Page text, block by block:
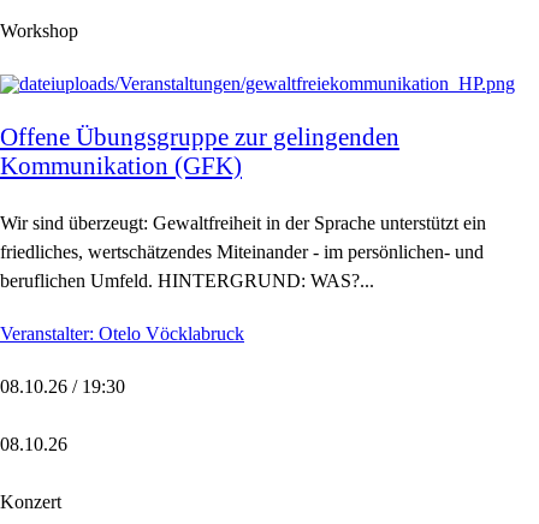
Workshop
Offene Übungsgruppe zur gelingenden
Kommunikation (GFK)
Wir sind überzeugt: Gewaltfreiheit in der Sprache unterstützt ein
friedliches, wertschätzendes Miteinander - im persönlichen- und
beruflichen Umfeld. HINTERGRUND: WAS?...
Veranstalter: Otelo Vöcklabruck
08.10.26 / 19:30
08.10.26
Konzert